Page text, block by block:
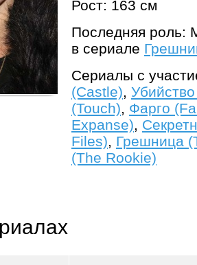
Рост: 163 см
Последняя роль:
в сериале
Сериалы с
(Castle),
(Touch), Фарго
Expanse),
Files), Грешница
(The Rookie)